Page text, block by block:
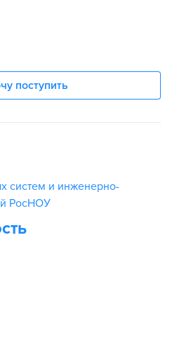
поступить
систем и инженерно-
РосНОУ